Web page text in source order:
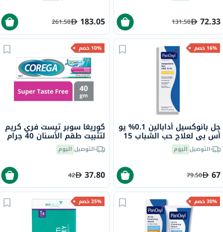
72.33
131.50
183.05
261.50
16% خصم
جل بانوكسيل أدابالين 0.1% يو
أس بي لعلاج حب الشباب 15
جرامالتوصيل اليوم
67
79.50
10% خصم
كوريغا سوبر تيست فري كريم
لتثبيت طقم الأسنان 40 جرام
التوصيل اليوم
37.80
42
30% خصم 25% خصم